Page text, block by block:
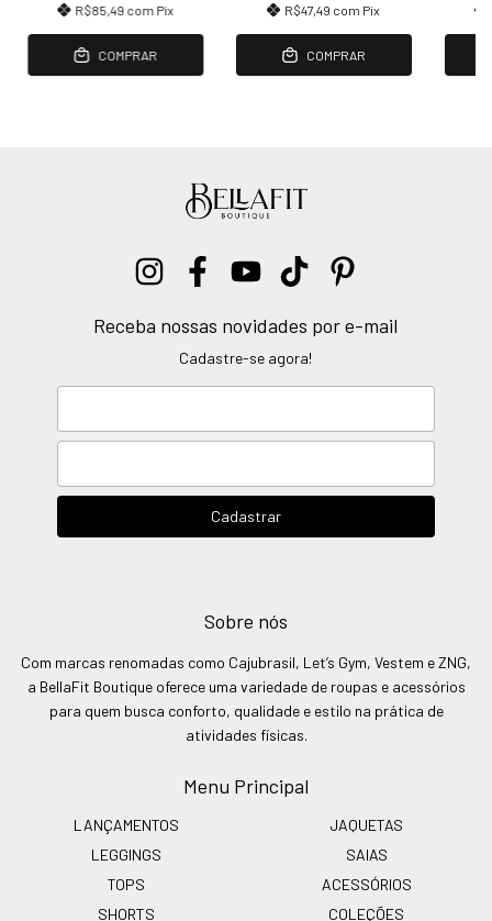
R$85,49 com Pix
COMPRAR
R$47,49 com Pix
COMPRAR
Receba nossas novidades por e-mail
Cadastre-se agora!
Sobre nós
Com marcas renomadas como Cajubrasil, Let’s Gym, Vestem e ZNG,
a BellaFit Boutique oferece uma variedade de roupas e acessórios
para quem busca conforto, qualidade e estilo na prática de
atividades físicas.
Menu Principal
LANÇAMENTOS
LEGGINGS
TOPS
SHORTS
JAQUETAS
SAIAS
ACESSÓRIOS
COLEÇÕES